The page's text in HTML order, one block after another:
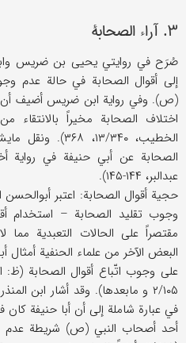
۳. آراء الصحابة
صُرَح في روایتي یحیی بن ضریس
إلی أقوال الصحابة في حالة عدم
(ص). وفي روایة ابن ضریس أضیف أن
الخطیب، ۱۳/۳۴۰،
الصحابة عن أبي حنیفة في
عبدالبر، ۱۴۴-۱۴۵).
حجیة أقوال الصحابة: اعتبر
وجوب تقلید الصحابة – استخدام
مقتصراً علی الحالات التعبدیة مما
البعض الآخر من علماء الحنفیة
علی وجوب اتّباع أقوال الصحابة (ظ: البزدوي، ۳/
۲/۱۰۵ و مابعدها). وقد أشار ابن
في عبارة شاملة إلی أن أبا حنیفة کان
أحد أصحاب النبي (ص) شریطة عدم